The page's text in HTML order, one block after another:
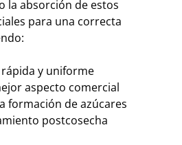
la absorción de estos
para una correcta
y uniforme
aspecto comercial
formación de azúcares
postcosecha